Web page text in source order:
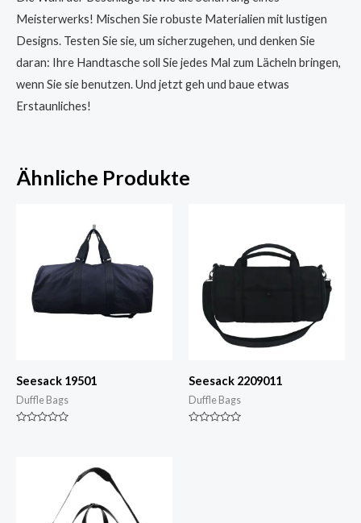
Meisterwerks! Mischen Sie robuste Materialien mit lustigen
Designs. Testen Sie sie, um sicherzugehen, und denken Sie
daran: Ihre Handtasche soll Sie jedes Mal zum Lächeln bringen,
wenn Sie sie benutzen. Und jetzt geh und baue etwas
Erstaunliches!
Ähnliche Produkte
Seesack 19501
Duffle Bags
Seesack 2209011
Duffle Bags